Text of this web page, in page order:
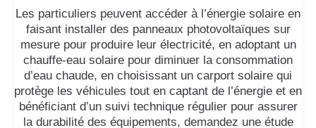
Les particuliers peuvent accéder à l’énergie solaire en
faisant installer des panneaux photovoltaïques sur
mesure pour produire leur électricité, en adoptant un
chauffe-eau solaire pour diminuer la consommation
d’eau chaude, en choisissant un carport solaire qui
protège les véhicules tout en captant de l’énergie et en
bénéficiant d’un suivi technique régulier pour assurer
la durabilité des équipements, demandez une étude